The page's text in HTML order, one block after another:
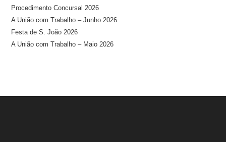
Procedimento Concursal 2026
A União com Trabalho – Junho 2026
Festa de S. João 2026
A União com Trabalho – Maio 2026